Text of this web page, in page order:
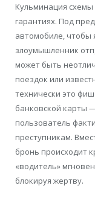
Кульминация схемы
гарантиях. Под
автомобиле, чтобы
злоумышленник
может быть
поездок или
технически это
банковской карты
пользователь
преступникам.
бронь происходит
«водитель»
блокируя жертву.